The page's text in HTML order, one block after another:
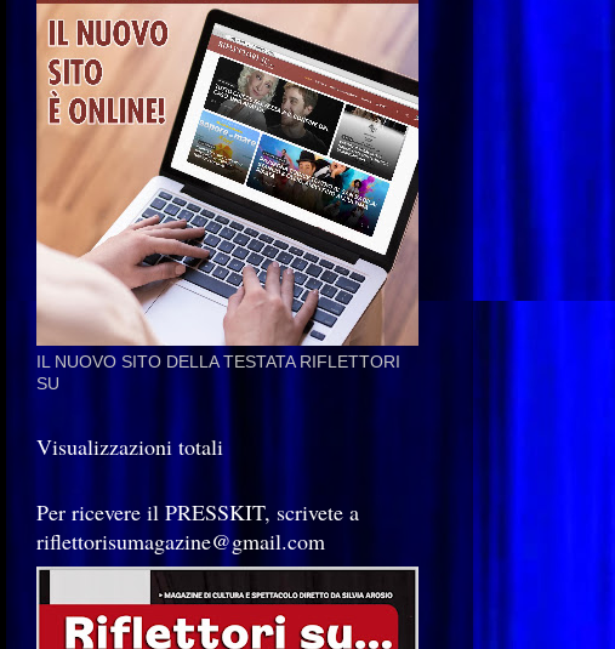
IL NUOVO SITO DELLA TESTATA RIFLETTORI
SU
Visualizzazioni totali
Per ricevere il PRESSKIT, scrivete a
riflettorisumagazine@gmail.com